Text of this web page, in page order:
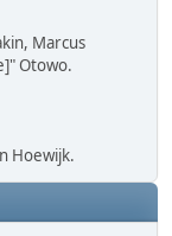
Marcus
Otowo.
Hoewijk.